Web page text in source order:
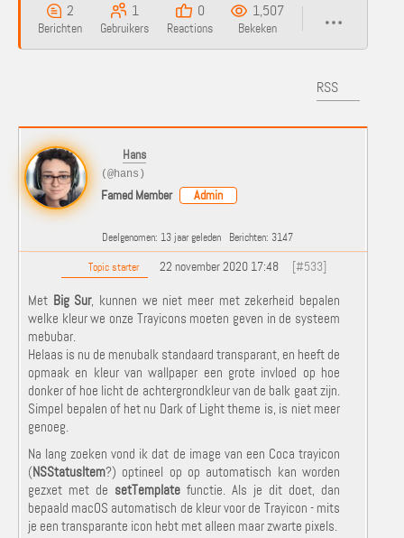
2
Berichten
1
Gebruikers
0
Reactions
1,507
Bekeken
RSS
Hans
(@hans)
Famed Member Admin
Deelgenomen: 13 jaar geleden Berichten: 3147
Topic starter 22 november 2020 17:48 [#533]
Met Big Sur, kunnen we niet meer met zekerheid bepalen
welke kleur we onze Trayicons moeten geven in de systeem
mebubar.
Helaas is nu de menubalk standaard transparant, en heeft de
opmaak en kleur van wallpaper een grote invloed op hoe
donker of hoe licht de achtergrondkleur van de balk gaat zijn.
Simpel bepalen of het nu Dark of Light theme is, is niet meer
genoeg.
Na lang zoeken vond ik dat de image van een Coca trayicon
(NSStatusItem?) optineel op op automatisch kan worden
gezxet met de setTemplate functie. Als je dit doet, dan
bepaald macOS automatisch de kleur voor de Trayicon - mits
je een transparante icon hebt met alleen maar zwarte pixels.